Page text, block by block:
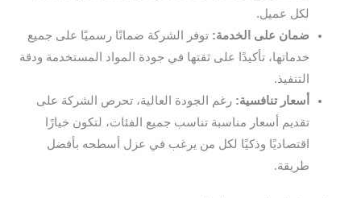
لكل عميل.
ضمان على الخدمة: توفر الشركة ضمانًا رسميًا على جميع
خدماتها، تأكيدًا على ثقتها في جودة المواد المستخدمة ودقة
التنفيذ.
أسعار تنافسية: رغم الجودة العالية، تحرص الشركة على
تقديم أسعار مناسبة تناسب جميع الفئات، لتكون خيارًا
اقتصاديًا وذكيًا لكل من يرغب في عزل أسطحه بأفضل
طريقة.